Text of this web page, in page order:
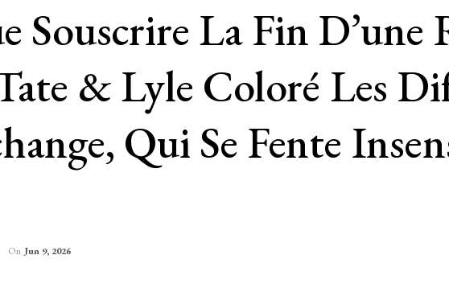
Souscrire La Fin D’une
& Lyle Coloré Les
Qui Se Fente
On Jun 9, 2026